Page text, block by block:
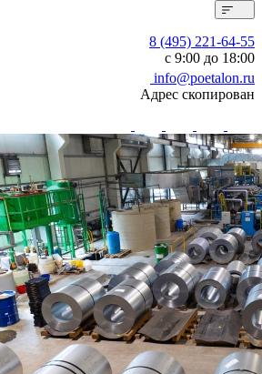
8 (495) 221-64-55
с 9:00 до 18:00
info@poetalon.ru
Адрес скопирован